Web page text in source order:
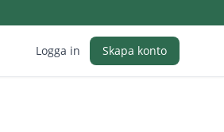
Logga in Skapa konto